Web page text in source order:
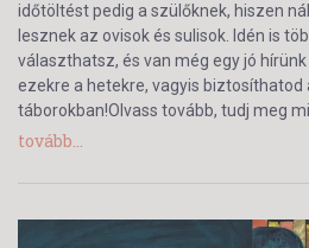
időtöltést pedig a szülőknek, hiszen
lesznek az ovisok és sulisok. Idén is
választhatsz, és van még egy jó
ezekre a hetekre, vagyis
táborokban!Olvass tovább, tudj meg
tovább...